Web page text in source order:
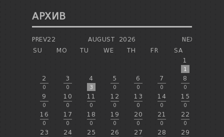
АРХИВ
PREV22 NEXT
AUGUST
2026
SU
MO TU WE TH FR
SA
1
1
2
0
3
0
4
3
5
0
6
0
7
0
8
0
9
0
10
0
11
0
12
0
13
0
14
0
15
0
16
0
17
0
18
0
19
0
20
0
21
0
22
0
23 24 25 26 27 28 29